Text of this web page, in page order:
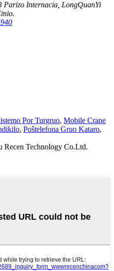
Parizo Internacia, LongQuanYi
Por Turgruo, Mobile Crane
, Poŝtelefona Gruo Kataro,
Technology Co.Ltd.